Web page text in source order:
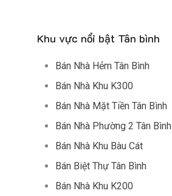
Khu vực nổi bật Tân bình
Bán Nhà Hẻm Tân Bình
Bán Nhà Khu K300
Bán Nhà Mặt Tiền Tân Bình
Bán Nhà Phường 2 Tân Bình
Bán Nhà Khu Bàu Cát
Bán Biệt Thự Tân Bình
Bán Nhà Khu K200